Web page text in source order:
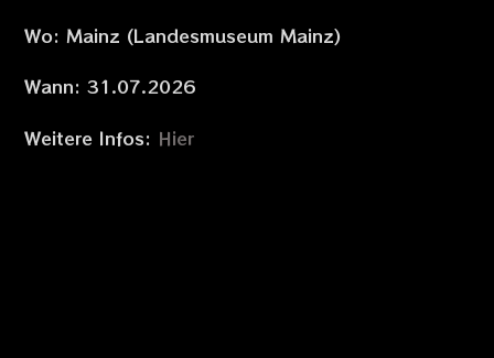
Wo: Mainz (Landesmuseum Mainz)
Wann: 31.07.2026
Weitere Infos: Hier